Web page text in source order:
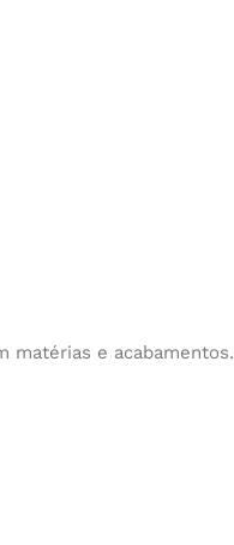
matérias e acabamentos.